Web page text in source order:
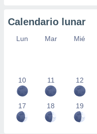
Calendario lunar
Lun Mar Mié
10 11 12
17 18 19